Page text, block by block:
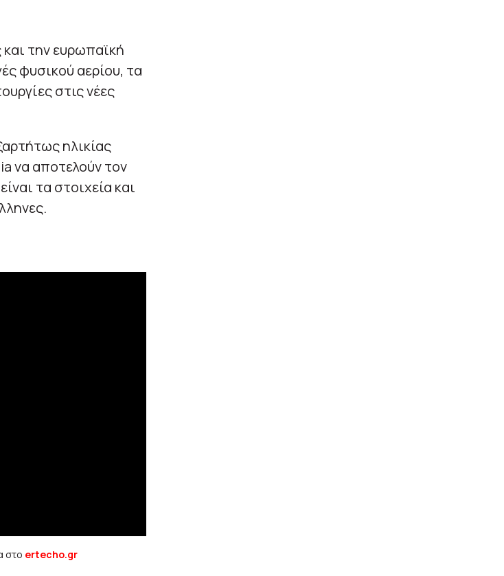
και την ευρωπαϊκή
φυσικού αερίου, τα
στις νέες
ηλικίας
να αποτελούν τον
τα στοιχεία και
στο ertecho.gr